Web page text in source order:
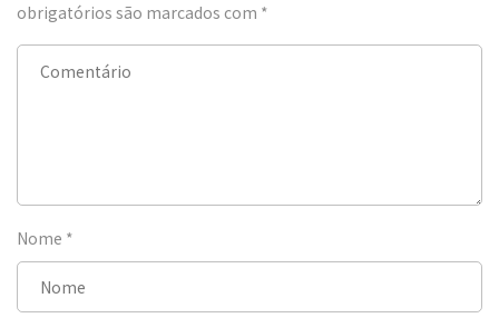
obrigatórios são marcados com *
Nome *